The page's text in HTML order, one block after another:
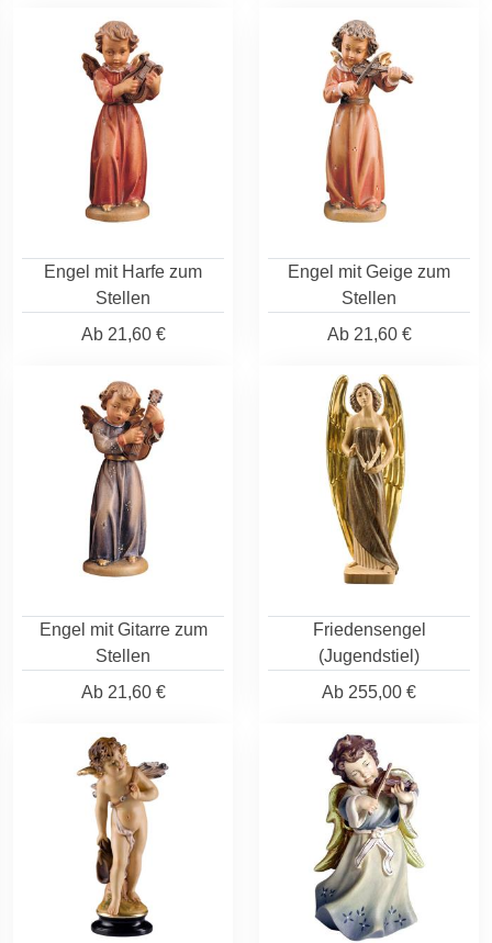
Engel mit Harfe zum
Stellen
Ab21,60 €
Engel mit Geige zum
Stellen
Ab21,60 €
Engel mit Gitarre zum
Stellen
Ab21,60 €
Friedensengel
(Jugendstiel)
Ab 255,00 €